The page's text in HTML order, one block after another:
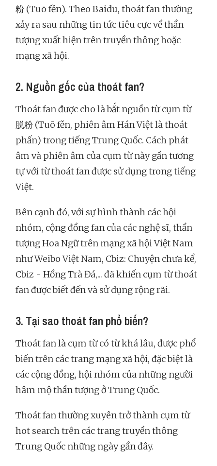
粉 (Tuō fěn). Theo Baidu, thoát fan thường
xảy ra sau những tin tức tiêu cực về thần
tượng xuất hiện trên truyền thông hoặc
mạng xã hội.
2. Nguồn gốc của thoát fan?
Thoát fan được cho là bắt nguồn từ cụm từ
脱粉 (Tuō fěn, phiên âm Hán Việt là thoát
phấn) trong tiếng Trung Quốc. Cách phát
âm và phiên âm của cụm từ này gần tương
tự với từ thoát fan được sử dụng trong tiếng
Việt.
Bên cạnh đó, với sự hình thành các hội
nhóm, cộng đồng fan của các nghệ sĩ, thần
tượng Hoa Ngữ trên mạng xã hội Việt Nam
như Weibo Việt Nam, Cbiz: Chuyện chưa kể,
Cbiz - Hồng Trà Đá,... đã khiến cụm từ thoát
fan được biết đến và sử dụng rộng rãi.
3. Tại sao thoát fan phổ biến?
Thoát fan là cụm từ có từ khá lâu, được phổ
biến trên các trang mạng xã hội, đặc biệt là
các cộng đồng, hội nhóm của những người
hâm mộ thần tượng ở Trung Quốc.
Thoát fan thường xuyên trở thành cụm từ
hot search trên các trang truyền thông
Trung Quốc những ngày gần đây.